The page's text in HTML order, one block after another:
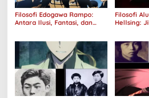
Filosofi Edogawa Rampo:
Antara Ilusi, Fantasi, dan
Filosofi
Hellsing: